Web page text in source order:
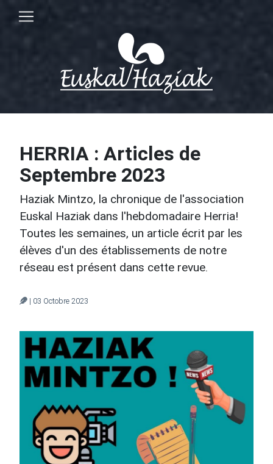
HERRIA : Articles de
Septembre 2023
Haziak Mintzo, la chronique de l'association
Euskal Haziak dans l'hebdomadaire Herria!
Toutes les semaines, un article écrit par les
élèves d'un des établissements de notre
réseau est présent dans cette revue.
| 03 Octobre 2023